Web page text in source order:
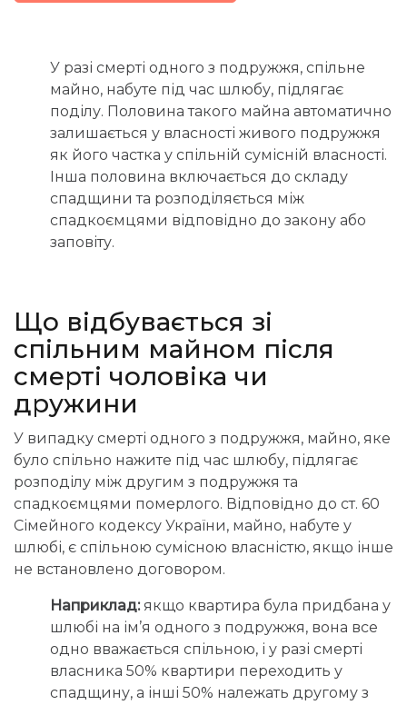
У разі смерті одного з подружжя, спільне
майно, набуте під час шлюбу, підлягає
поділу. Половина такого майна автоматично
залишається у власності живого подружжя
як його частка у спільній сумісній власності.
Інша половина включається до складу
спадщини та розподіляється між
спадкоємцями відповідно до закону або
заповіту.
Що відбувається зі
спільним майном після
смерті чоловіка чи
дружини
У випадку смерті одного з подружжя, майно, яке
було спільно нажите під час шлюбу, підлягає
розподілу між другим з подружжя та
спадкоємцями померлого. Відповідно до ст. 60
Сімейного кодексу України, майно, набуте у
шлюбі, є спільною сумісною власністю, якщо інше
не встановлено договором.
Наприклад: якщо квартира була придбана у
шлюбі на ім’я одного з подружжя, вона все
одно вважається спільною, і у разі смерті
власника 50% квартири переходить у
спадщину, а інші 50% належать другому з